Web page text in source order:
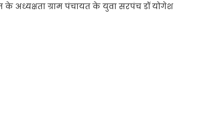
के अध्यक्षता ग्राम पंचायत के युवा सरपंच डॉ योगेश